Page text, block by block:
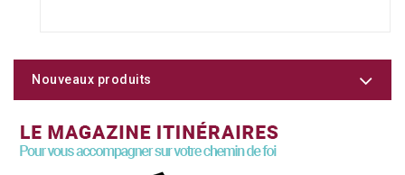
Nouveaux produits